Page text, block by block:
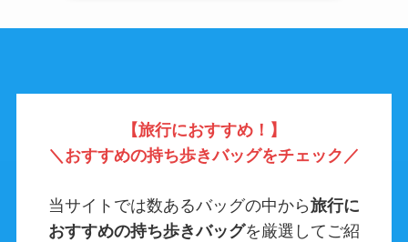
【旅行におすすめ！】
＼ おすすめの持ち歩きバッグをチェック／
当サイトでは数あるバッグの中から旅行に
おすすめの持ち歩きバッグを厳選してご紹